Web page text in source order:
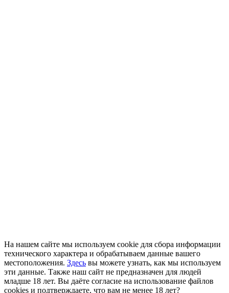
На нашем сайте мы используем cookie для сбора информации
технического характера и обрабатываем данные вашего
местоположения. Здесь вы можете узнать, как мы используем
эти данные. Также наш сайт не предназначен для людей
младше 18 лет. Вы даёте согласие на использование файлов
cookies и подтверждаете, что вам не менее 18 лет?